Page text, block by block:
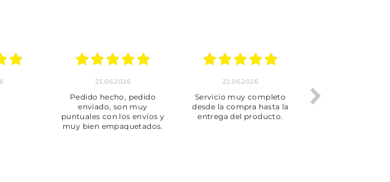
23.06.2026
Pedido hecho, pedido
enviado, son muy
puntuales con los envíos y
muy bien empaquetados.
22.06.2026
Servicio muy completo
desde la compra hasta la
entrega del producto.